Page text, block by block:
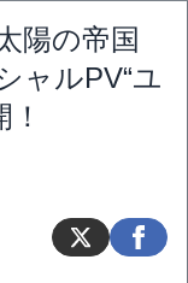
陽の帝国
ャルPV“ユ